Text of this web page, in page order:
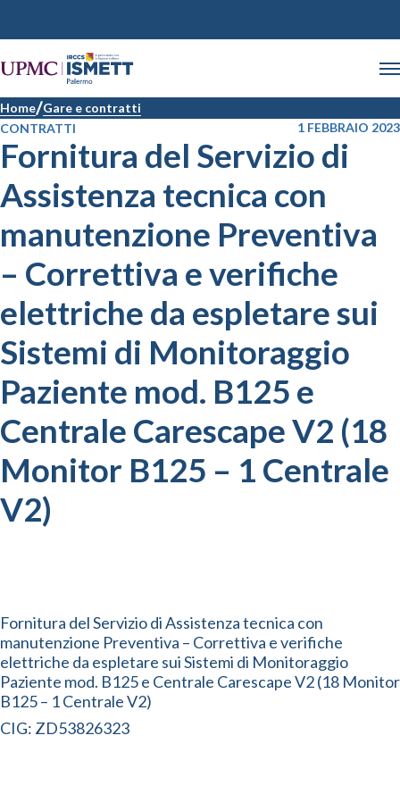
Home Gare e contratti
CONTRATTI
1 FEBBRAIO 2023
Fornitura del Servizio di
Assistenza tecnica con
manutenzione Preventiva
– Correttiva e verifiche
elettriche da espletare sui
Sistemi di Monitoraggio
Paziente mod. B125 e
Centrale Carescape V2 (18
Monitor B125 – 1 Centrale
V2)
Fornitura del Servizio di Assistenza tecnica con
manutenzione Preventiva – Correttiva e verifiche
elettriche da espletare sui Sistemi di Monitoraggio
Paziente mod. B125 e Centrale Carescape V2 (18 Monitor
B125 – 1 Centrale V2)
CIG: ZD53826323